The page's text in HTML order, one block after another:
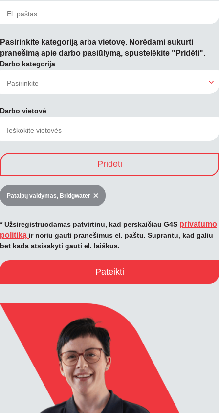
Pasirinkite kategoriją arba vietovę. Norėdami sukurti
pranešimą apie darbo pasiūlymą, spustelėkite "Pridėti".
Darbo kategorija
Darbo vietovė
Pridėti
Patalpų valdymas, Bridgwater
* Užsiregistruodamas patvirtinu, kad perskaičiau G4S privatumo
politiką ir noriu gauti pranešimus el. paštu. Suprantu, kad galiu
bet kada atsisakyti gauti el. laiškus.
Pateikti